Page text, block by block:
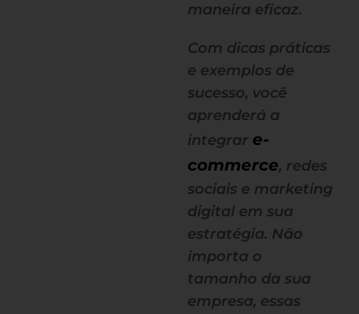
maneira eficaz.
Com dicas práticas
e exemplos de
sucesso, você
aprenderá a
integrar e-
commerce, redes
sociais e marketing
digital em sua
estratégia. Não
importa o
tamanho da sua
empresa, essas